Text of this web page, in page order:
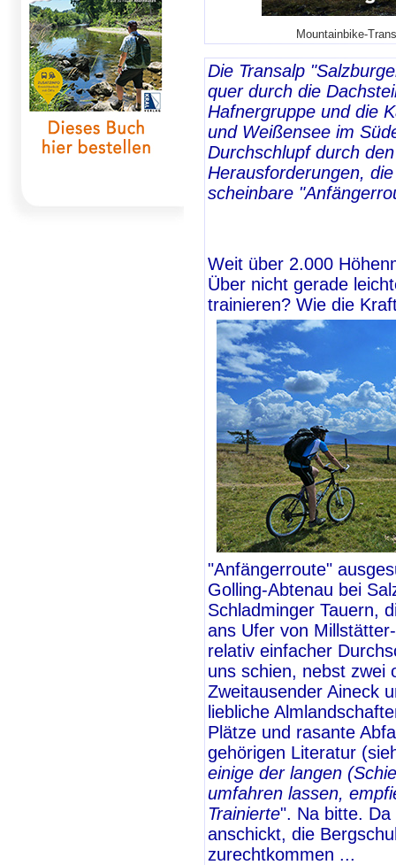
Mountainbike-
Die Transalp
quer durch die
Hafnergruppe und die
und Weißensee im
Durchschlupf durch
Herausforderungen,
scheinbare
Weit über 2.000
Über nicht gerade
trainieren? Wie die
"Anfängerroute"
Golling-Abtenau bei
Schladminger Tauern,
ans Ufer von
relativ einfacher
uns schien, nebst zwei
Zweitausender Aineck
liebliche
Plätze und rasante
gehörigen Literatur
einige der langen
umfahren lassen,
Trainierte". Na bitte. Da
anschickt, die
zurechtkommen ...